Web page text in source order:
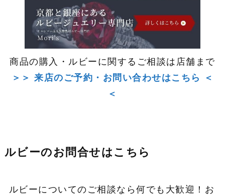
商品の購入・ルビーに関するご相談は店舗まで
＞＞ 来店のご予約・お問い合わせはこちら ＜
＜
ルビーのお問合せはこちら
ルビーについてのご相談なら何でも大歓迎！お